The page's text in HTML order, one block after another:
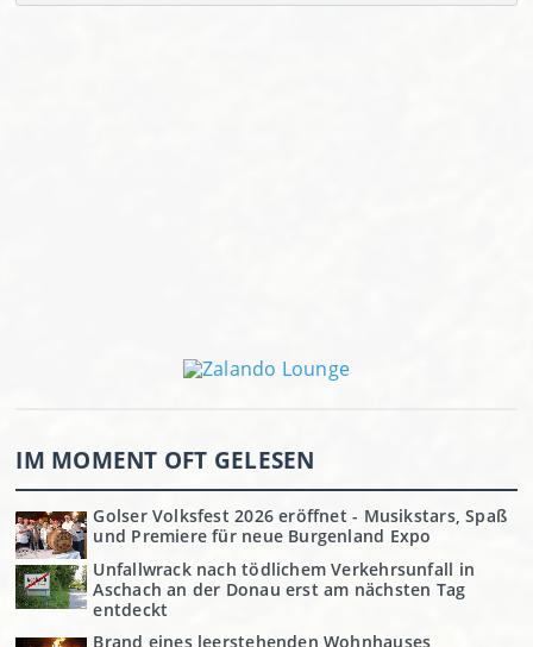
IM MOMENT OFT GELESEN
Golser Volksfest 2026 eröffnet - Musikstars, Spaß
und Premiere für neue Burgenland Expo
Unfallwrack nach tödlichem Verkehrsunfall in
Aschach an der Donau erst am nächsten Tag
entdeckt
Brand eines leerstehenden Wohnhauses